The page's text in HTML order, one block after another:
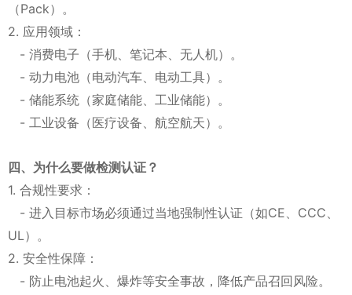
（Pack）。
2. 应用领域：
- 消费电子（手机、笔记本、无人机）。
- 动力电池（电动汽车、电动工具）。
- 储能系统（家庭储能、工业储能）。
- 工业设备（医疗设备、航空航天）。
四、为什么要做检测认证？
1. 合规性要求：
- 进入目标市场必须通过当地强制性认证（如CE、CCC、
UL）。
2. 安全性保障：
- 防止电池起火、爆炸等安全事故，降低产品召回风险。